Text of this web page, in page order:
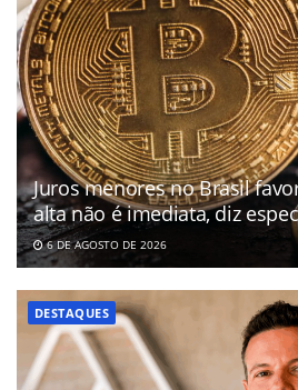
Juros menores no Brasil
alta não é imediata, diz
6 DE AGOSTO DE 2026
DESTAQUES